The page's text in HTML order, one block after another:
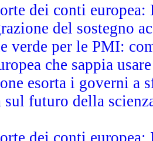
dei conti
del sostegno
verde per le PMI:
che sappia
esorta i governi
sul futuro della
dei conti